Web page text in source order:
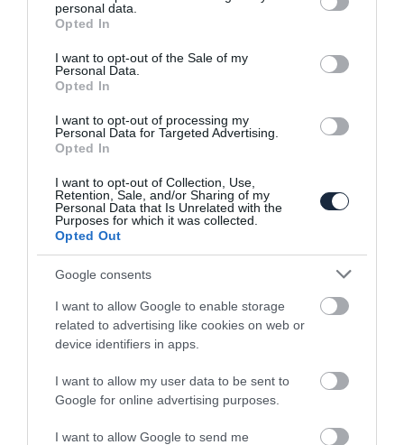
grant or deny consent to Google and its third-party tags to
use your data for below specified purposes in below Google
consent section.
personal data.
Opted In
I want to opt-out of the Sale of my
Personal Data.
Opted In
I want to opt-out of processing my
Personal Data for Targeted Advertising.
Opted In
I want to opt-out of Collection, Use,
Retention, Sale, and/or Sharing of my
Personal Data that Is Unrelated with the
Purposes for which it was collected.
Opted Out
Google consents
I want to allow Google to enable storage
related to advertising like cookies on web or
device identifiers in apps.
I want to allow my user data to be sent to
Google for online advertising purposes.
I want to allow Google to send me
Evoque féláron!
Hidrogén üzemanyagcellás SUV modellt
fejleszt a…